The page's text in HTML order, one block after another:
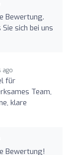
Bewertung.
sich bei uns
ago
für
Team,
klare
Bewertung!